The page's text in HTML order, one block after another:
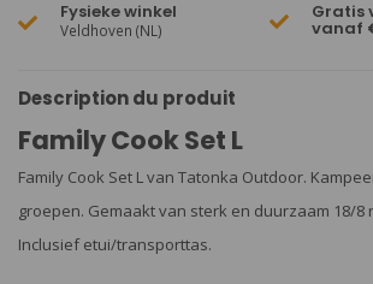
Fysieke winkel
Veldhoven (NL)
Gratis
vanaf
Description du produit
Family Cook Set L
Family Cook Set L van Tatonka Outdoor.
groepen. Gemaakt van sterk en duurzaam 18/8
Inclusief etui/transporttas.